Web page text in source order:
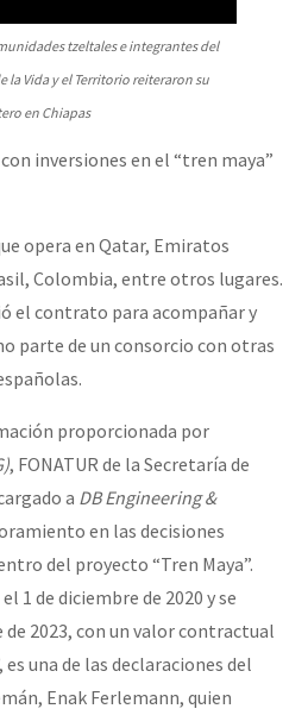
tzeltales e integrantes del
la Vida y el Territorio reiteraron su
ro en Chiapas
inversiones en el “tren maya”
opera en Qatar, Emiratos
Colombia, entre otros lugares.
el contrato para acompañar y
parte de un consorcio con otras
proporcionada por
, FONATUR de la Secretaría de
a DB Engineering &
en las decisiones
del proyecto “Tren Maya”.
de diciembre de 2020 y se
2023, con un valor contractual
una de las declaraciones del
Enak Ferlemann, quien